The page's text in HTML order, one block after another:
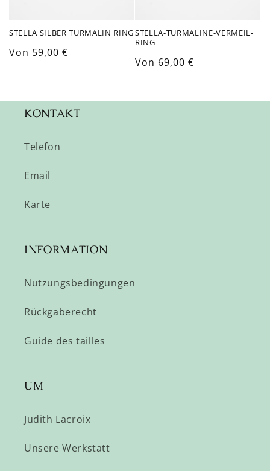
STELLA SILBER TURMALIN RING
Normaler
Von 59,00 €
STELLA-TURMALINE-VERMEIL-
RING
Normaler
Von 69,00 €
KONTAKT
Telefon
Email
Karte
INFORMATION
Nutzungsbedingungen
Rückgaberecht
Guide des tailles
UM
Judith Lacroix
Unsere Werkstatt